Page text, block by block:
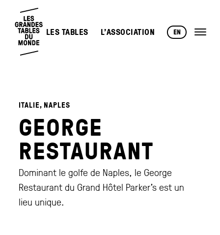
LES TABLES L’ASSOCIATION EN
ITALIE, NAPLES
GEORGE
RESTAURANT
Dominant le golfe de Naples, le George
Restaurant du Grand Hôtel Parker’s est un
lieu unique.